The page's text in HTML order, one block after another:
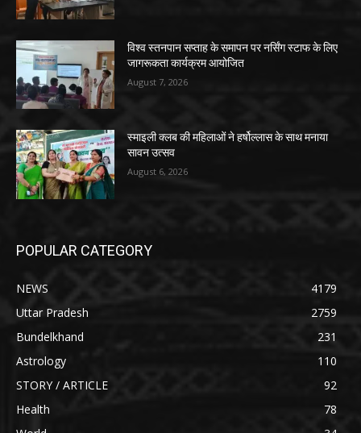
विश्व स्तनपान सप्ताह के समापन पर नर्सिंग स्टाफ के लिए
जागरूकता कार्यक्रम आयोजित
August 7, 2026
स्माइली क्लब की महिलाओं ने हर्षोल्लास के साथ मनाया
सावन उत्सव
August 6, 2026
POPULAR CATEGORY
NEWS
4179
Uttar Pradesh
2759
Bundelkhand
231
Astrology
110
STORY / ARTICLE
92
Health
78